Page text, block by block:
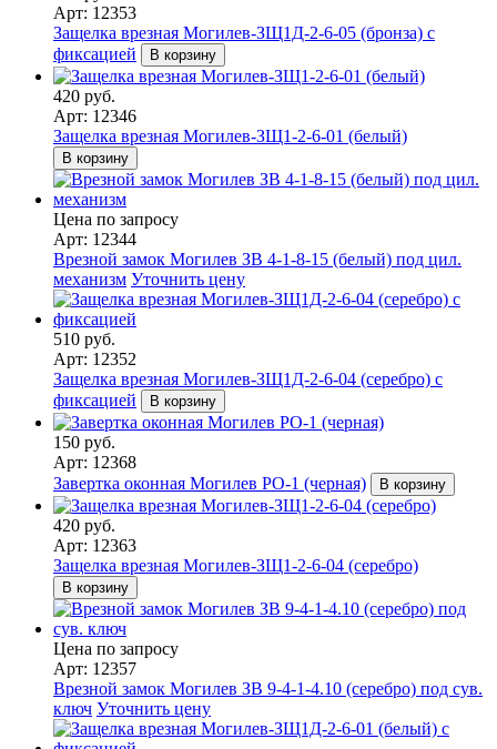
Арт: 12353
Защелка врезная Могилев-ЗЩ1Д-2-6-05 (бронза) с
фиксацией
В корзину
420 руб.
Арт: 12346
Защелка врезная Могилев-ЗЩ1-2-6-01 (белый)
В корзину
Цена по запросу
Арт: 12344
Врезной замок Могилев ЗВ 4-1-8-15 (белый) под цил.
механизм Уточнить цену
510 руб.
Арт: 12352
Защелка врезная Могилев-ЗЩ1Д-2-6-04 (серебро) с
фиксацией
В корзину
150 руб.
Арт: 12368
Завертка оконная Могилев РО-1 (черная)
В корзину
420 руб.
Арт: 12363
Защелка врезная Могилев-ЗЩ1-2-6-04 (серебро)
В корзину
Цена по запросу
Арт: 12357
Врезной замок Могилев ЗВ 9-4-1-4.10 (серебро) под сув.
ключ Уточнить цену